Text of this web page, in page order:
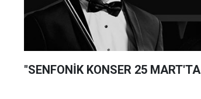
"SENFONİK KONSER 25 MART'TA